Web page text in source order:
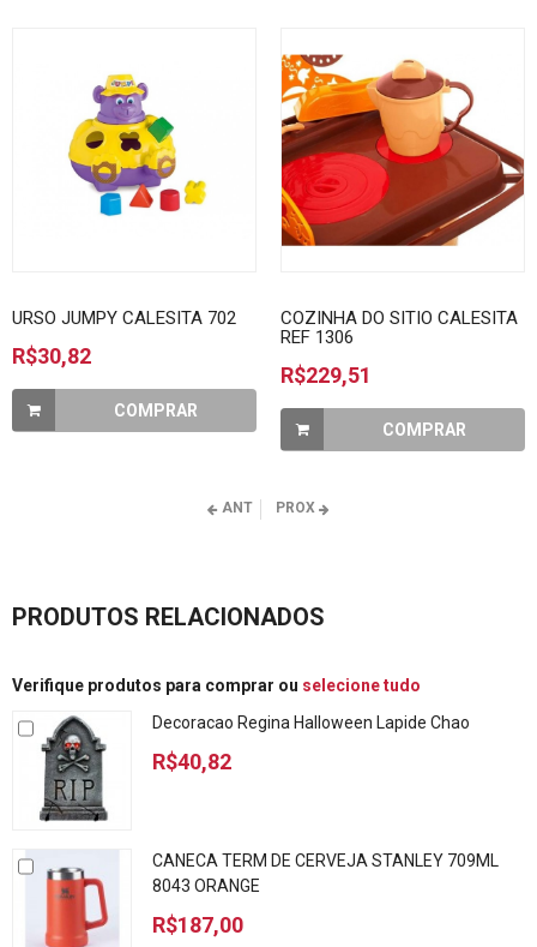
URSO JUMPY CALESITA 702
R$30,82
COMPRAR
COZINHA DO SITIO CALESITA
REF 1306
R$229,51
COMPRAR
ANT PROX
PRODUTOS RELACIONADOS
Verifique produtos para comprar ou selecione tudo
Decoracao Regina Halloween Lapide Chao
R$40,82
CANECA TERM DE CERVEJA STANLEY 709ML
8043 ORANGE
R$187,00